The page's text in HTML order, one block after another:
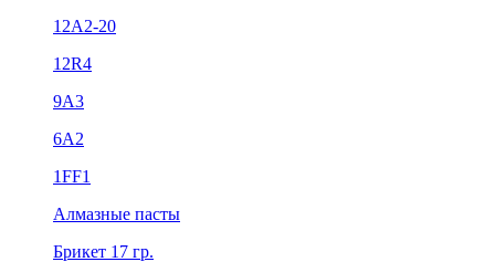
12А2-20
12R4
9А3
6А2
1FF1
Алмазные пасты
Брикет 17 гр.